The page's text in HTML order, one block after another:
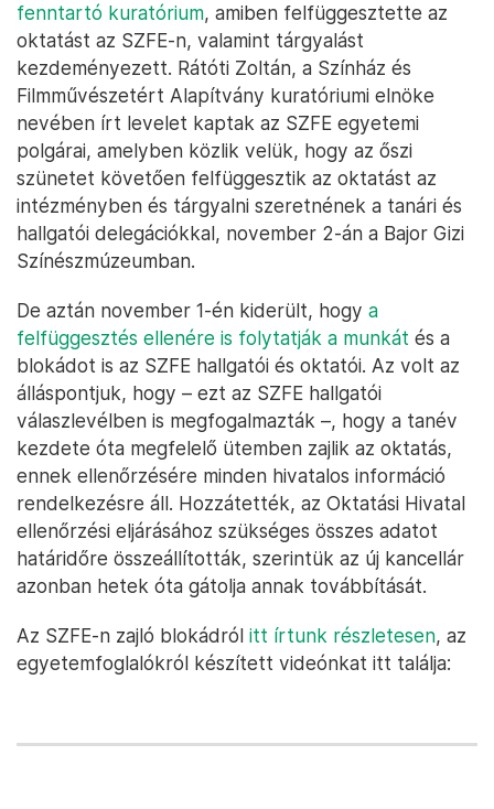
fenntartó kuratórium, amiben felfüggesztette az
oktatást az SZFE-n, valamint tárgyalást
kezdeményezett. Rátóti Zoltán, a Színház és
Filmművészetért Alapítvány kuratóriumi elnöke
nevében írt levelet kaptak az SZFE egyetemi
polgárai, amelyben közlik velük, hogy az őszi
szünetet követően felfüggesztik az oktatást az
intézményben és tárgyalni szeretnének a tanári és
hallgatói delegációkkal, november 2-án a Bajor Gizi
Színészmúzeumban.
De aztán november 1-én kiderült, hogy a
felfüggesztés ellenére is folytatják a munkát és a
blokádot is az SZFE hallgatói és oktatói. Az volt az
álláspontjuk, hogy – ezt az SZFE hallgatói
válaszlevélben is megfogalmazták –, hogy a tanév
kezdete óta megfelelő ütemben zajlik az oktatás,
ennek ellenőrzésére minden hivatalos információ
rendelkezésre áll. Hozzátették, az Oktatási Hivatal
ellenőrzési eljárásához szükséges összes adatot
határidőre összeállították, szerintük az új kancellár
azonban hetek óta gátolja annak továbbítását.
Az SZFE-n zajló blokádról itt írtunk részletesen, az
egyetemfoglalókról készített videónkat itt találja: